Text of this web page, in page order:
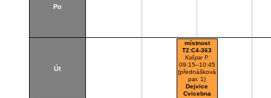
Po
Út
místnost
T2:C4-363
Kašpar P.
09:15–10:45
(přednášková
par. 1)
Dejvice
Cvicebna